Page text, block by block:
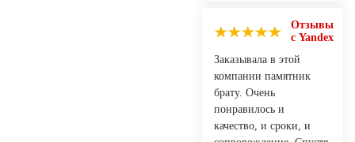
Отзывы
с Yandex
Заказывала в этой
компании памятник
брату. Очень
понравилось и
качество, и сроки, и